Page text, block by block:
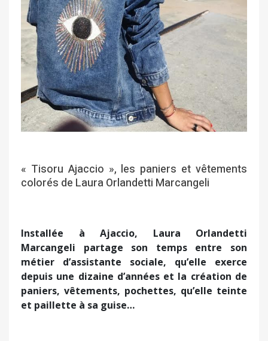
« Tisoru Ajaccio », les paniers et vêtements
colorés de Laura Orlandetti Marcangeli
Installée à Ajaccio, Laura Orlandetti
Marcangeli partage son temps entre son
métier d’assistante sociale, qu’elle exerce
depuis une dizaine d’années et la création de
paniers, vêtements, pochettes, qu’elle teinte
et paillette à sa guise…